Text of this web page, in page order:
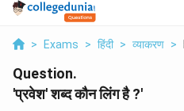
> Exams > हिंदी > व्याकरण >
Question.
'प्रवेश' शब्द कौन लिंग है ?'